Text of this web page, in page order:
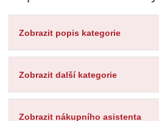
Zobrazit popis kategorie
Zobrazit další kategorie
Zobrazit nákupního asistenta